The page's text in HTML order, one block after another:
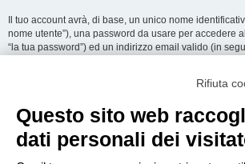
Il tuo account avrà, di base, un unico nome
nome utente”), una password da usare per accedere
“la tua password”) ed un indirizzo email valido (in
alle informazioni di nome utente, password ed
obbligatoria o opzionale, è a totale discrezione di
hai la possibilità di selezionare quali delle
essere rese pubbliche. All’interno del tuo account, hai
Rifiuta
Questo sito web
dati personali dei